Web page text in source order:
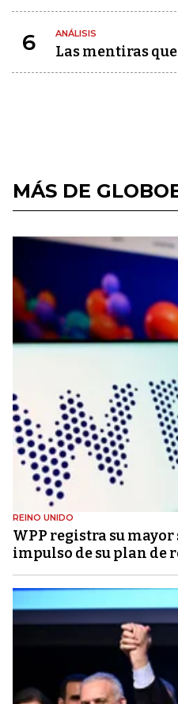
6 ANÁLISIS
Las mentiras
MÁS DE
REINO UNIDO
WPP registra su
impulso de su plan de